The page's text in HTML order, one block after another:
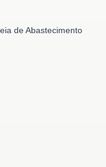
de Abastecimento